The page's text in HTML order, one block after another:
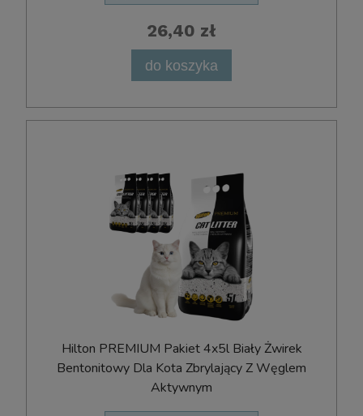
26,40 zł
do koszyka
Hilton PREMIUM Pakiet 4x5l Biały Żwirek
Bentonitowy Dla Kota Zbrylający Z Węglem
Aktywnym